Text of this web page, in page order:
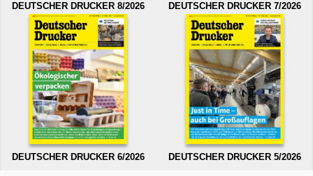
DEUTSCHER DRUCKER 8/2026 DEUTSCHER DRUCKER 7/2026
DEUTSCHER DRUCKER 6/2026 DEUTSCHER DRUCKER 5/2026